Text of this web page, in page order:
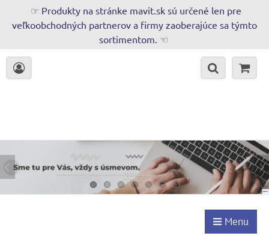
☞ Produkty na stránke mavit.sk sú určené len pre
veľkoobchodných partnerov a firmy zaoberajúce sa týmto
sortimentom. ☜
Menu